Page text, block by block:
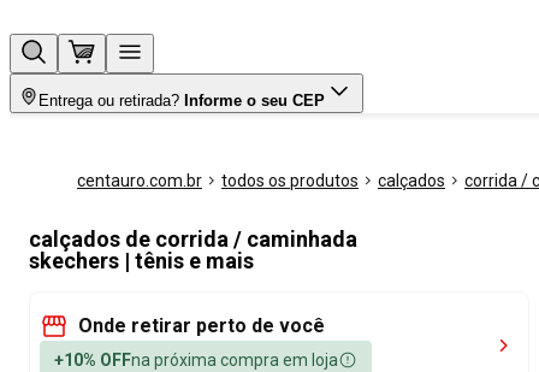
Entrega ou retirada? Informe o seu CEP
centauro.com.br todos os produtos calçados corrida /
calçados de corrida / caminhada
skechers | tênis e mais
Onde retirar perto de você
+10% OFFna próxima compra em loja